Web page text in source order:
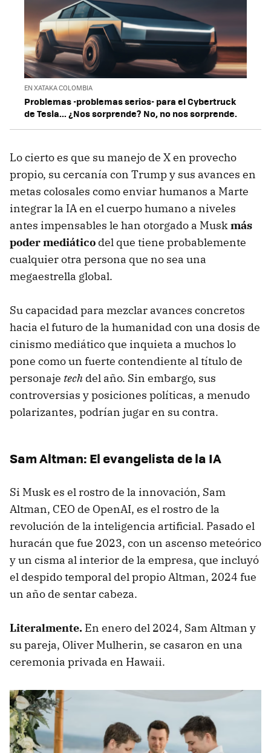
EN XATAKA COLOMBIA
Problemas -problemas serios- para el Cybertruck
de Tesla... ¿Nos sorprende? No, no nos sorprende.
Lo cierto es que su manejo de X en provecho
propio, su cercanía con Trump y sus avances en
metas colosales como enviar humanos a Marte
integrar la IA en el cuerpo humano a niveles
antes impensables le han otorgado a Muskmás
poder mediático del que tiene probablemente
cualquier otra persona que no sea una
megaestrella global.
Su capacidad para mezclar avances concretos
hacia el futuro de la humanidad con una dosis de
cinismo mediático que inquieta a muchos lo
pone como un fuerte contendiente al título de
personaje tech del año. Sin embargo, sus
controversias y posiciones políticas, a menudo
polarizantes, podrían jugar en su contra.
Sam Altman: El evangelista de la IA
Si Musk es el rostro de la innovación, Sam
Altman, CEO de OpenAI, es el rostro de la
revolución de la inteligencia artificial. Pasado el
huracán que fue 2023, con un ascenso meteórico
y un cisma al interior de la empresa, que incluyó
el despido temporal del propio Altman, 2024 fue
un año de sentar cabeza.
Literalmente. En enero del 2024, Sam Altman y
su pareja, Oliver Mulherin, se casaron en una
ceremonia privada en Hawaii.